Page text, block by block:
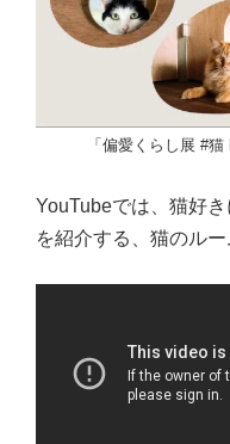
「偏愛くらし展 #
YouTubeでは、猫好
を紹介する、猫のル